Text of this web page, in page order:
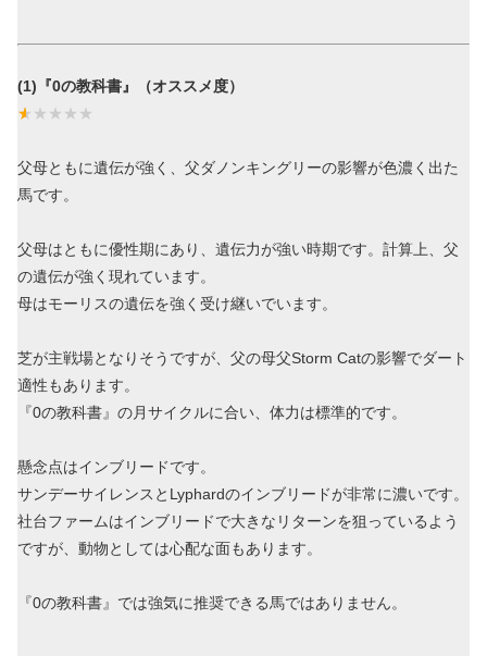
(1)『0の教科書』（オススメ度）
父母ともに遺伝が強く、父ダノンキングリーの影響が色濃く出た
馬です。
父母はともに優性期にあり、遺伝力が強い時期です。計算上、父
の遺伝が強く現れています。
母はモーリスの遺伝を強く受け継いでいます。
芝が主戦場となりそうですが、父の母父Storm Catの影響でダート
適性もあります。
『0の教科書』の月サイクルに合い、体力は標準的です。
懸念点はインブリードです。
サンデーサイレンスとLyphardのインブリードが非常に濃いです。
社台ファームはインブリードで大きなリターンを狙っているよう
ですが、動物としては心配な面もあります。
『0の教科書』では強気に推奨できる馬ではありません。